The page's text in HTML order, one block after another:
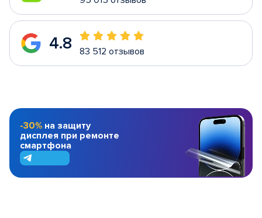
4.8 83 512 отзывов
-30% на защиту
дисплея при ремонте
смартфона